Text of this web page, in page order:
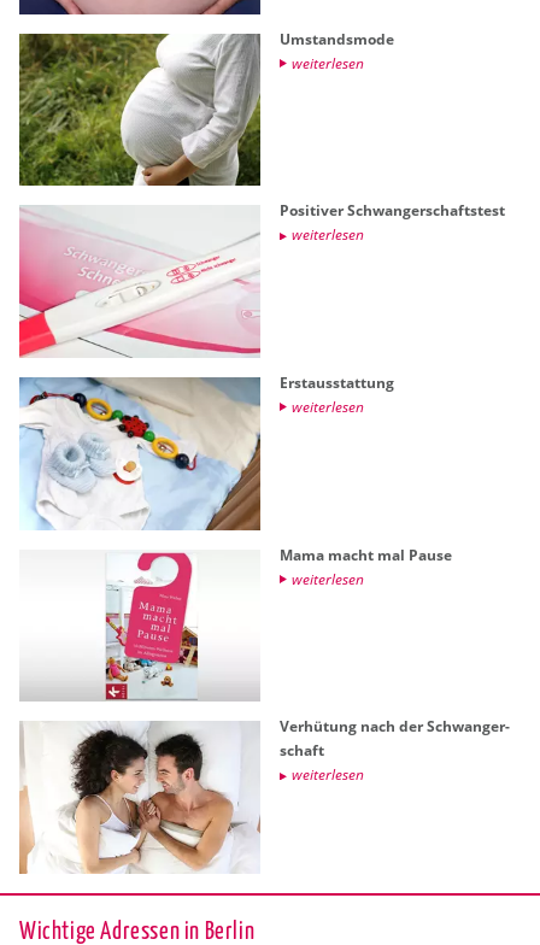
Um­stands­mo­de
wei­ter­le­sen
Po­si­ti­ver Schwan­ger­schafts­test
wei­ter­le­sen
Erst­aus­stat­tung
wei­ter­le­sen
Mama macht mal Pause
wei­ter­le­sen
Ver­hü­tung nach der Schwan­ger­
schaft
wei­ter­le­sen
Wichtige Adressen in Berlin